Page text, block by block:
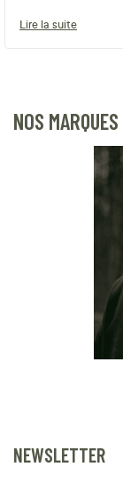
Lire la suite
NOS MARQUES
NEWSLETTER